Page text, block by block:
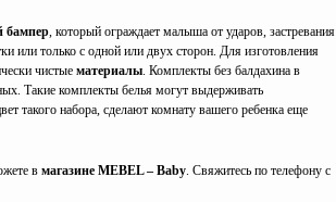
бампер, который ограждает малыша от ударов, застревания
или только с одной или двух сторон. Для изготовления
чистые материалы. Комплекты без балдахина в
Такие комплекты белья могут выдерживать
такого набора, сделают комнату вашего ребенка еще
в магазине MEBEL – Baby. Свяжитесь по телефону с